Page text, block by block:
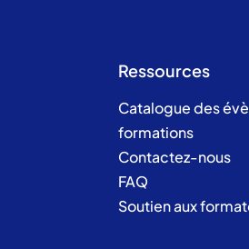
Ressources
Catalogue des
formations
Contactez-nous
FAQ
Soutien aux